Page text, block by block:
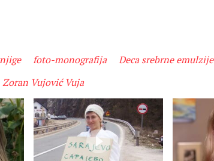
foto-monografija Deca srebrne emulzije
Zoran Vujović Vuja